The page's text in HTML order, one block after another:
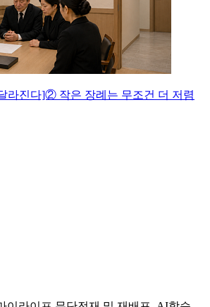
라진다]② 작은 장례는 무조건 더 저렴